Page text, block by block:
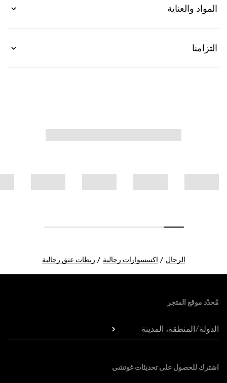
المواد والعناية
التزامنا
الرجال اكسسوارات رجالية ربطات عنق رجالية
مُحدّد موقع المتجر
الدولة/المنطقة، المدينة
اشترك للحصول على تحديثات غوتشي